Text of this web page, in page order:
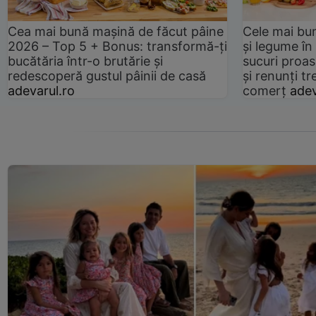
Cea mai bună mașină de făcut pâine
2026 – Top 5 + Bonus: transformă-ți
bucătăria într-o brutărie și
redescoperă gustul pâinii de casă
adevarul.ro
Cele mai
și legume
sucuri
și renunți
comerț